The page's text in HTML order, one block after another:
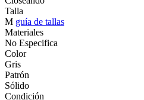
Talla
M guía de tallas
Materiales
No Especifica
Color
Gris
Patrón
Sólido
Condición